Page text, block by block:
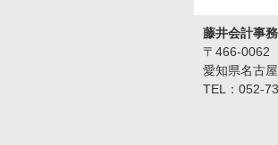
藤井会計事
〒466-0062
愛知県名古
TEL：052-